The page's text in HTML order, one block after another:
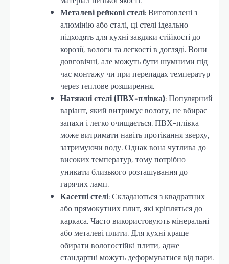
Металеві рейкові стелі: Виготовлені з
алюмінію або сталі, ці стелі ідеально
підходять для кухні завдяки стійкості до
корозії, вологи та легкості в догляді. Вони
довговічні, але можуть бути шумними під
час монтажу чи при перепадах температур
через теплове розширення.
Натяжні стелі (ПВХ-плівка): Популярний
варіант, який витримує вологу, не вбирає
запахи і легко очищається. ПВХ-плівка
може витримати навіть протікання зверху,
затримуючи воду. Однак вона чутлива до
високих температур, тому потрібно
уникати близького розташування до
гарячих ламп.
Касетні стелі: Складаються з квадратних
або прямокутних плит, які кріпляться до
каркаса. Часто використовують мінеральні
або металеві плити. Для кухні краще
обирати вологостійкі плити, адже
стандартні можуть деформуватися від пари.